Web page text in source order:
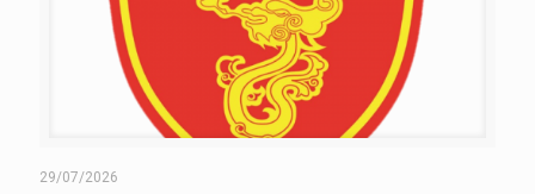
29/07/2026